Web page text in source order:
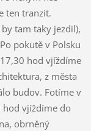
ten tranzit.
tam taky jezdil),
pokutě v Polsku
hod vjíždíme
z města
budov. Fotíme v
hod vjíždíme do
obrněný